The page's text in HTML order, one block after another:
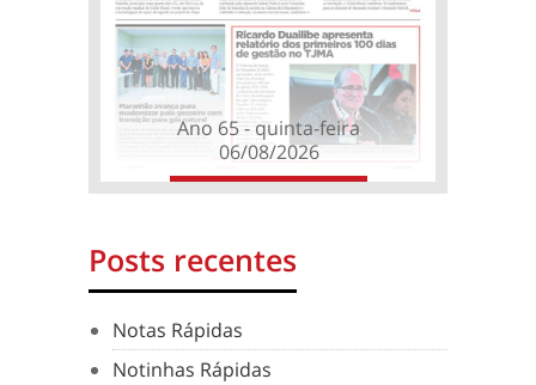
Ano 65 - quinta-feira
06/08/2026
Posts recentes
Notas Rápidas
Notinhas Rápidas